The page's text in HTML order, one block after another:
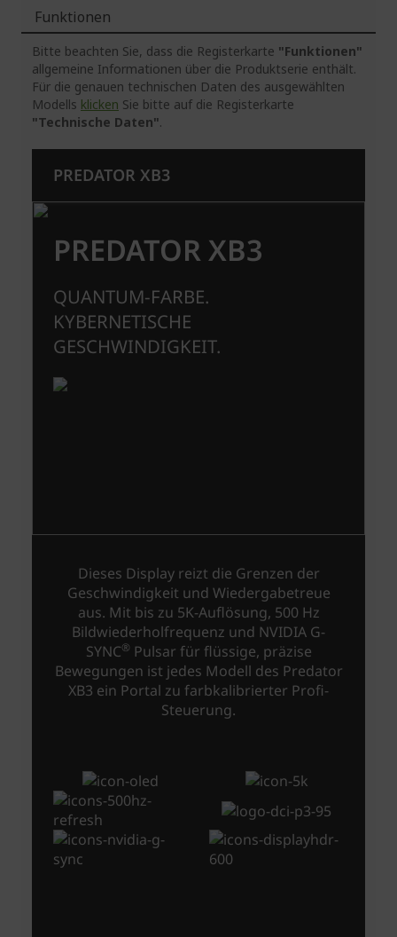
Funktionen
Bitte beachten Sie, dass die Registerkarte "Funktionen"
allgemeine Informationen über die Produktserie enthält.
Für die genauen technischen Daten des ausgewählten
Modells klicken Sie bitte auf die Registerkarte
"Technische Daten".